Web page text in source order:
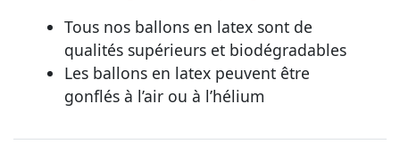
Tous nos ballons en latex sont de
qualités supérieurs et biodégradables
Les ballons en latex peuvent être
gonflés à l’air ou à l’hélium